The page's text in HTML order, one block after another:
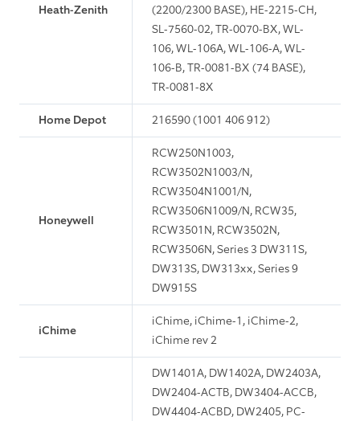
Heath-Zenith
(2200/2300 BASE), HE-2215-CH,
SL-7560-02, TR-0070-BX, WL-
106, WL-106A, WL-106-A, WL-
106-B, TR-0081-BX (74 BASE),
TR-0081-8X
Home Depot 216590 (1001 406 912)
Honeywell
RCW250N1003,
RCW3502N1003/N,
RCW3504N1001/N,
RCW3506N1009/N, RCW35,
RCW3501N, RCW3502N,
RCW3506N, Series 3 DW311S,
DW313S, DW313xx, Series 9
DW915S
iChime
iChime, iChime-1, iChime-2,
iChime rev 2
DW1401A, DW1402A, DW2403A,
DW2404-ACTB, DW3404-ACCB,
DW4404-ACBD, DW2405, PC-